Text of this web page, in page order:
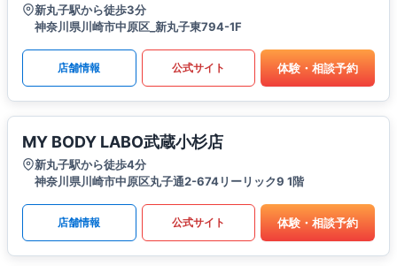
新丸子駅から徒歩3分
神奈川県川崎市中原区_新丸子東794-1F
店舗情報 公式サイト 体験・相談予約
MY BODY LABO武蔵小杉店
新丸子駅から徒歩4分
神奈川県川崎市中原区丸子通2-674リーリック9 1階
店舗情報 公式サイト 体験・相談予約